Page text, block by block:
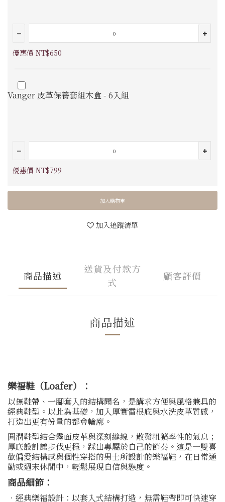
優惠價 NT$650
Vanger 皮革保養套組木盒 - 6入組
優惠價 NT$799
加入購物車
加入追蹤清單
商品描述
送貨及付款方
式
顧客評價
商品描述
樂福鞋（Loafer）：
以無鞋帶、一腳套入的結構聞名，是講求方便與風格兼具的
經典鞋型。以此為基礎，加入厚實雷根底與水洗皮革質感，
打造出更有份量的都會輪廓。
圓潤鞋型結合霧面皮革與深刻縫線，散發粗獷率性的氣息；
厚底設計讓步伐更穩，踩出專屬於自己的節奏。這是一雙喜
歡偏愛結構感與個性穿搭的男士所設計的樂福鞋，在日常通
勤或週末休閒中，輕鬆展現自信與態度。
商品細節：
．經典樂福設計：以套入式結構打造，無需鞋帶即可快速穿